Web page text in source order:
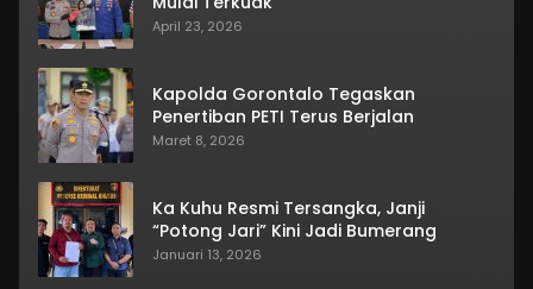
April 23, 2026
Kapolda Gorontalo Tegaskan
Penertiban PETI Terus Berjalan
Maret 8, 2026
Ka Kuhu Resmi Tersangka, Janji
“Potong Jari” Kini Jadi Bumerang
Januari 13, 2026